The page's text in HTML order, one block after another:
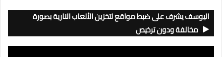
اليوسف يشرف على ضبط مواقع لتخزين الألعاب النارية بصورة
مخالفة ودون ترخيص